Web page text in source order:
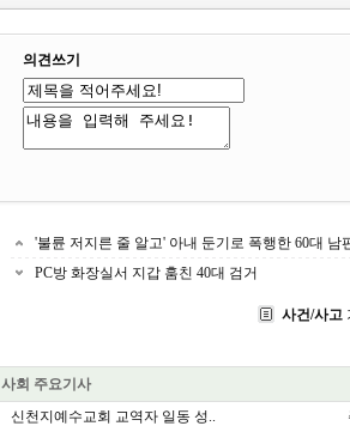
의견쓰기
'불륜 저지른 줄 알고' 아내 둔기로 폭행한 60대 남
PC방 화장실서 지갑 훔친 40대 검거
사건/사고
사회 주요기사
신천지예수교회 교역자 일동 성..